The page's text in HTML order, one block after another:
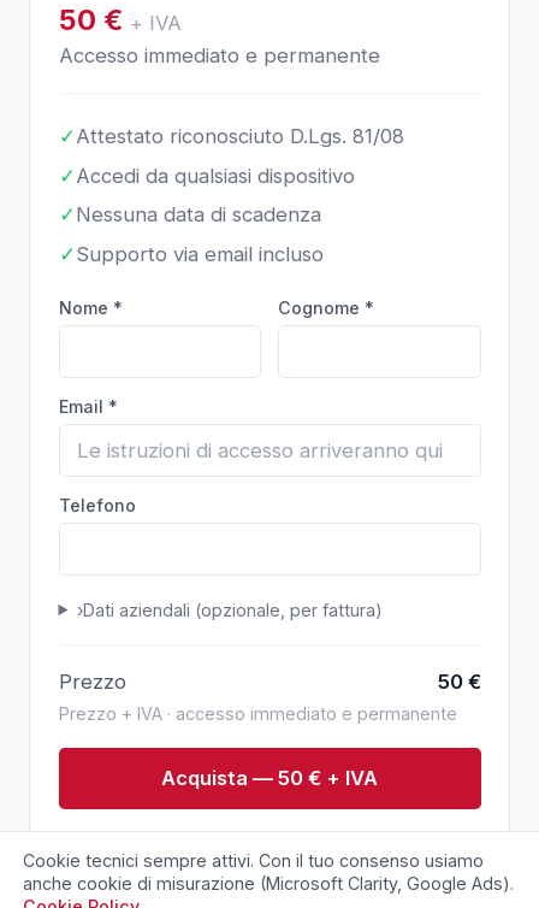
50 € + IVA
Accesso immediato e permanente
✓Attestato riconosciuto D.Lgs. 81/08
✓Accedi da qualsiasi dispositivo
✓Nessuna data di scadenza
✓Supporto via email incluso
Nome * Cognome *
Email *
Telefono
›Dati aziendali (opzionale, per fattura)
Prezzo 50€
Prezzo + IVA · accesso immediato e permanente
Acquista — 50 € + IVA
via email.
Cookie tecnici sempre attivi. Con il tuo consenso usiamo
anche cookie di misurazione (Microsoft Clarity, Google Ads).